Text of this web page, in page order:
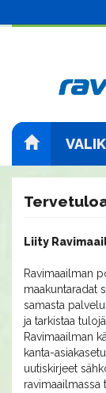
Liity
Ravimaailman
maakuntaradat
samasta
ja tarkistaa
Ravimaailman
kanta-
uutiskirjeet
ravimaailmassa